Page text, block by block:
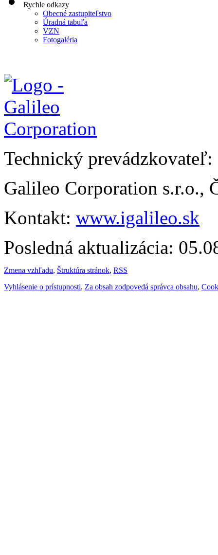
Rychle odkazy
Obecné zastupiteľstvo
Úradná tabuľa
VZN
Fotogaléria
Technický prevádzkovateľ:
Galileo Corporation s.r.o.,
Kontakt: www.igalileo.sk
Posledná aktualizácia:
Zmena vzhľadu, Štruktúra stránok, RSS
Vyhlásenie o prístupnosti, Za obsah zodpovedá správca obsahu,